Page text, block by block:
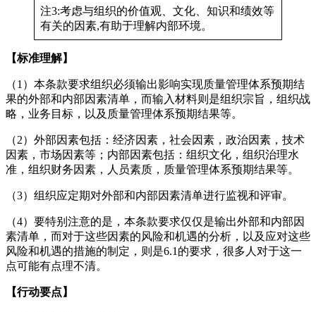
注3:考虑与组织的价值观、文化、知识和绩效等
有关的因素,有助于理解内部环境。
【标准理解】
（1）本条款要求组织必须输出影响实现质量管理体系预期结
果的外部和内部因素清单，而输入材料则是组织宗旨，组织战
略，业务目标，以及质量管理体系预期结果等。
（2）外部因素包括：经济因素，社会因素，政治因素，技术
因素，市场因素等；内部因素包括：组织文化，组织治理水
准，组织财务因素，人员素质，质量管理体系预期结果等。
（3）组织应定期对外部和内部因素清单进行监视和评审。
（4）要特别注意的是，本条款要求仅仅是输出外部和内部因
素清单，而对于这些因素的风险和机遇的分析，以及应对这些
风险和机遇的措施的制定，则是6.1的要求，很多人对于这一
点可能有点理不清。
【行动要点】